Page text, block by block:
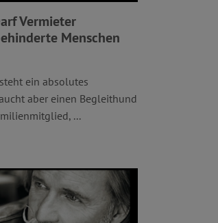
Vermieter
Menschen
ein absolutes
aber einen Begleithund
...